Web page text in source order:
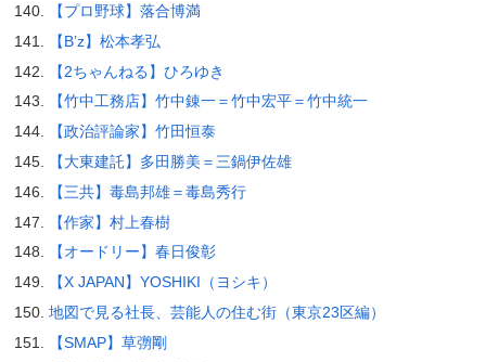
【プロ野球】落合博満
【B’z】松本孝弘
【2ちゃんねる】ひろゆき
【竹中工務店】竹中錬一＝竹中宏平＝竹中統一
【政治評論家】竹田恒泰
【大東建託】多田勝美＝三鍋伊佐雄
【三共】毒島邦雄＝毒島秀行
【作家】村上春樹
【オードリー】春日俊彰
【X JAPAN】YOSHIKI（ヨシキ）
地図で見る社長、芸能人の住む街（東京23区編）
【SMAP】草彅剛